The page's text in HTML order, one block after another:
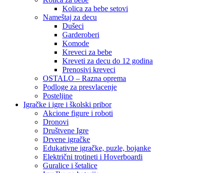
Kolica za bebe setovi
Nameštaj za decu
Dušeci
Garderoberi
Komode
Kreveci za bebe
Kreveti za decu do 12 godina
Prenosivi kreveci
OSTALO – Razna oprema
Podloge za presvlacenje
Posteljine
Igračke i igre i školski pribor
Akcione figure i roboti
Dronovi
Društvene Igre
Drvene igračke
Edukativne igračke, puzle, bojanke
Električni trotineti i Hoverboardi
Guralice i šetalice